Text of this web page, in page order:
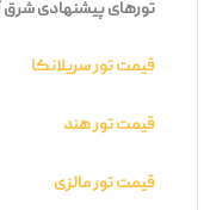
تورهای پیشنهادی شرق
قیمت تور سریلانکا
قیمت تور هند
قیمت تور مالزی